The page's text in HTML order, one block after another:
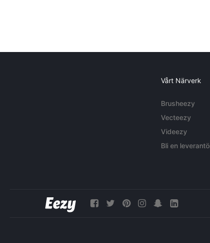
Vårt Närverk
Brusheezy
Vecteezy
Videezy
Bli en